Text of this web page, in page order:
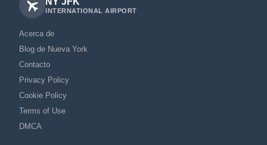
INTERNATIONAL AIRPORT
Acerca de
Blog de Nueva York
Contacto
Privacy Policy
Cookie Policy
Terms of Use
DMCA